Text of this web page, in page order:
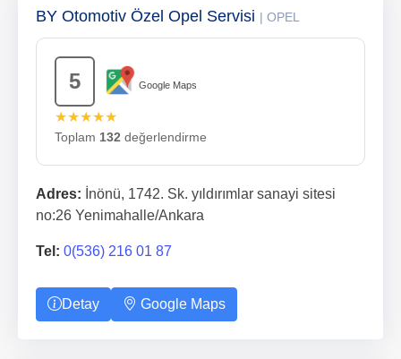
BY Otomotiv Özel Opel Servisi | OPEL
5 Google Maps
★★★★★
Toplam 132 değerlendirme
Adres: İnönü, 1742. Sk. yıldırımlar sanayi sitesi
no:26 Yenimahalle/Ankara
Tel: 0(536) 216 01 87
Detay Google Maps